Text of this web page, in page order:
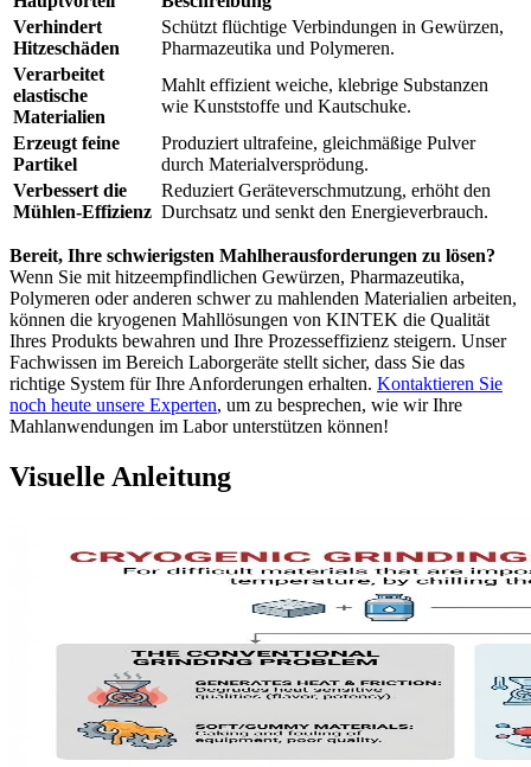
Verhindert
Hitzeschäden
Schützt flüchtige Verbindungen in Gewürzen,
Pharmazeutika und Polymeren.
Verarbeitet
elastische
Materialien
Mahlt effizient weiche, klebrige Substanzen
wie Kunststoffe und Kautschuke.
Erzeugt feine
Partikel
Produziert ultrafeine, gleichmäßige Pulver
durch Materialversprödung.
Verbessert die
Mühlen-Effizienz
Reduziert Geräteverschmutzung, erhöht den
Durchsatz und senkt den Energieverbrauch.
Bereit, Ihre schwierigsten Mahlherausforderungen zu lösen?
Wenn Sie mit hitzeempfindlichen Gewürzen, Pharmazeutika,
Polymeren oder anderen schwer zu mahlenden Materialien arbeiten,
können die kryogenen Mahllösungen von KINTEK die Qualität
Ihres Produkts bewahren und Ihre Prozesseffizienz steigern. Unser
Fachwissen im Bereich Laborgeräte stellt sicher, dass Sie das
richtige System für Ihre Anforderungen erhalten. Kontaktieren Sie
noch heute unsere Experten, um zu besprechen, wie wir Ihre
Mahlanwendungen im Labor unterstützen können!
Visuelle Anleitung